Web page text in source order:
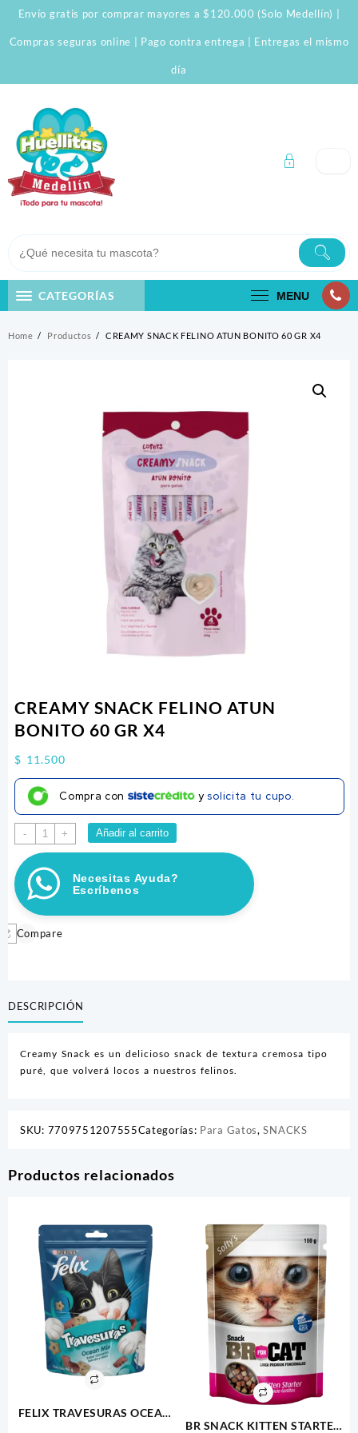
Skip
content
Envío gratis por comprar mayores a $120.000 (Solo Medellín) |
Compras seguras online | Pago contra entrega | Entregas el mismo
día
CATEGORÍAS MENU
Home Productos CREAMY SNACK FELINO ATUN BONITO 60 GR X4
CREAMY SNACK FELINO ATUN
BONITO 60 GR X4
$ 11.500
Compra con y solicita tu cupo.
-
CREAMY
SNACK
FELINO
ATUN
BONITO
60
GR
+ Añadir al carrito
Necesitas Ayuda?
Escríbenos
Compare
DESCRIPCIÓN
Creamy Snack es un delicioso snack de textura cremosa tipo
puré, que volverá locos a nuestros felinos.
SKU: 7709751207555Categorías: Para Gatos,SNACKS
Productos relacionados
FELIX TRAVESURAS OCEAN
BR SNACK KITTEN STARTER